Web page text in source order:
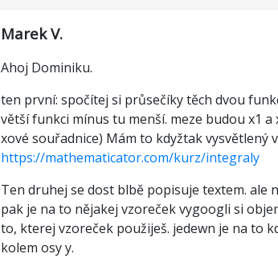
Marek V.
Ahoj Dominiku.
ten první: spočítej si průsečíky těch dvou
větší funkci mínus tu menší. meze budou x1
xové souřadnice) Mám to kdyžtak vysvětlený
https://mathematicator.com/kurz/integraly
Ten druhej se dost blbě popisuje textem. ale
pak je na to nějakej vzoreček vygoogli si
to, kterej vzoreček použiješ. jedewn je na to
kolem osy y.